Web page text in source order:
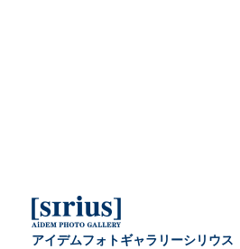
アイデムフォトギャラリーシリウス